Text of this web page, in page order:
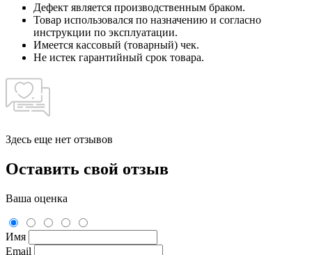
Дефект является производственным браком.
Товар использовался по назначению и согласно
инструкции по эксплуатации.
Имеется кассовый (товарный) чек.
Не истек гарантийный срок товара.
Здесь еще нет отзывов
Оставить свой отзыв
Ваша оценка
Имя
Email